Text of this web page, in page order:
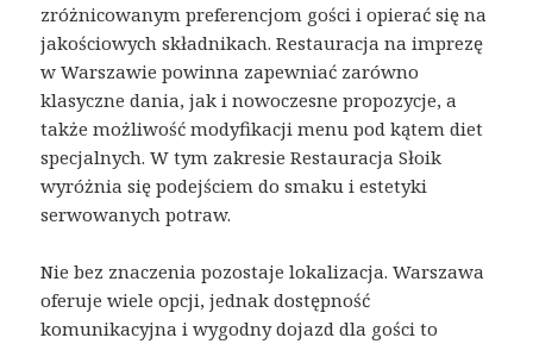
zróżnicowanym preferencjom gości i opierać się na
jakościowych składnikach. Restauracja na imprezę
w Warszawie powinna zapewniać zarówno
klasyczne dania, jak i nowoczesne propozycje, a
także możliwość modyfikacji menu pod kątem diet
specjalnych. W tym zakresie Restauracja Słoik
wyróżnia się podejściem do smaku i estetyki
serwowanych potraw.
Nie bez znaczenia pozostaje lokalizacja. Warszawa
oferuje wiele opcji, jednak dostępność
komunikacyjna i wygodny dojazd dla gości to